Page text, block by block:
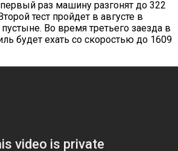
раз машину разгонят до 322
тест пройдет в августе в
Во время третьего заезда в
будет ехать со скоростью до 1609